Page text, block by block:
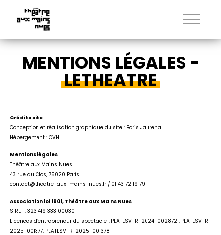
MENTIONS LÉGALES -
LETHEATRE
Crédits site
Conception et réalisation graphique du site : Boris Jaurena
Hébergement : OVH
Mentions légales
Théâtre aux Mains Nues
43 rue du Clos, 75020 Paris
contact@theatre-aux-mains-nues.fr / 01 43 72 19 79
Association loi 1901, Théâtre aux Mains Nues
SIRET : 323 419 333 00030
Licences d’entrepreneur du spectacle : PLATESV-R-2024-002872 , PLATESV-R-
2025-001377, PLATESV-R-2025-001378